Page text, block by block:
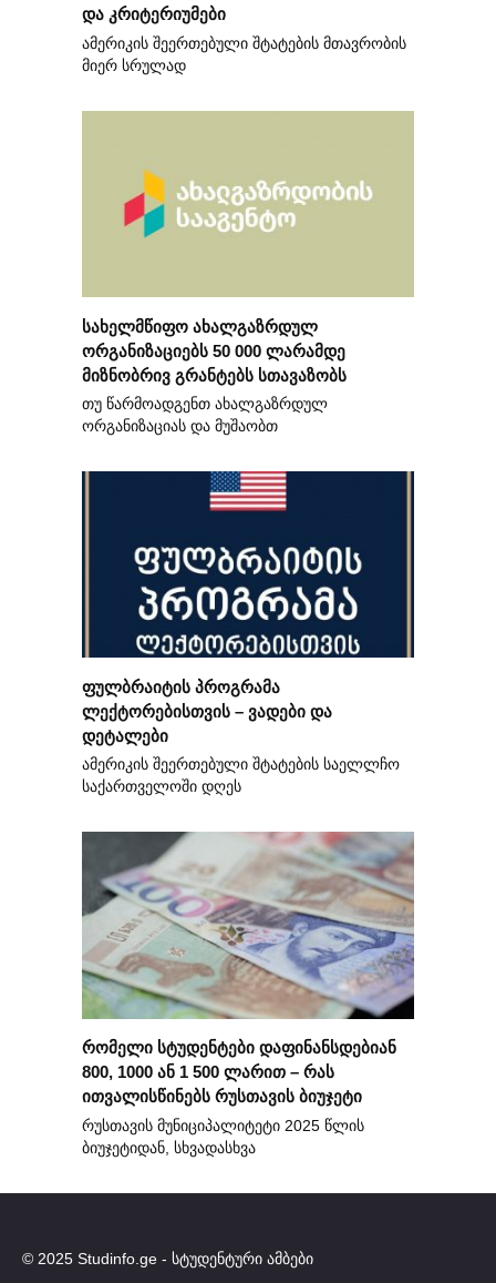
და კრიტერიუმები
ამერიკის შეერთებული შტატების მთავრობის
მიერ სრულად
სახელმწიფო ახალგაზრდულ
ორგანიზაციებს 50 000 ლარამდე
მიზნობრივ გრანტებს სთავაზობს
თუ წარმოადგენთ ახალგაზრდულ
ორგანიზაციას და მუშაობთ
ფულბრაიტის პროგრამა
ლექტორებისთვის – ვადები და
დეტალები
ამერიკის შეერთებული შტატების საელლჩო
საქართველოში დღეს
რომელი სტუდენტები დაფინანსდებიან
800, 1000 ან 1 500 ლარით – რას
ითვალისწინებს რუსთავის ბიუჯეტი
რუსთავის მუნიციპალიტეტი 2025 წლის
ბიუჯეტიდან, სხვადასხვა
© 2025 Studinfo.ge - სტუდენტური ამბები